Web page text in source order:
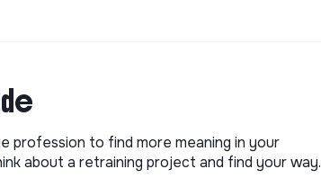
profession to find more meaning in your
about a retraining project and find your way.